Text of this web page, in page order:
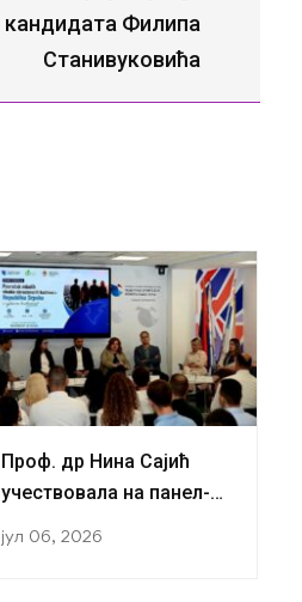
кандидата Филипа
Станивуковића
Проф. др Нина Сајић
учествовала на панел-
јул 06, 2026